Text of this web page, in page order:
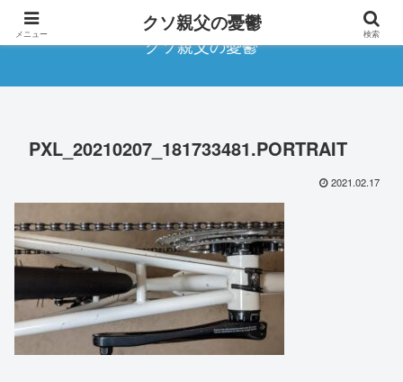
クソ親父の憂鬱
PXL_20210207_181733481.PORTRAIT
2021.02.17
メニュー クソ親父の憂鬱 検索